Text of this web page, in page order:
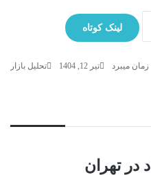
لینک کوتاه
تحلیل بازار تیر 12, 1404
در تهران